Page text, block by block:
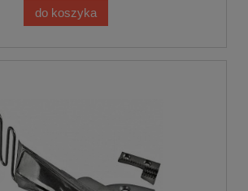
do koszyka